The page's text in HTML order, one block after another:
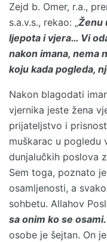
Zejd b. Omer, r.a.,
s.a.v.s., rekao: „Ženu
ljepota i vjera… Vi
nakon imana, nema
koju kada pogleda,
Nakon blagodati
vjernika jeste žena
prijateljstvo i
muškarac u pogledu
dunjalučkih poslova
Sem toga, poznato
osamljenosti, a
sohbetu. Allahov
sa onim ko se osami.
osobe je šejtan. On